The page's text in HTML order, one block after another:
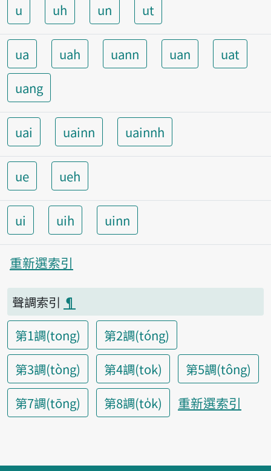
u uh un ut
ua uah uann uan
uat
uang
uai uainn uainnh
ue ueh
ui uih uinn
重新選索引
聲調索引 ¶
第1調(tong)
第2調(tóng)
第3調(tòng)
第4調(tok)
第5調(tông)
第7調(tōng)
第8調(to̍k) 重新選索引